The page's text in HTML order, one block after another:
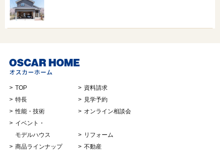
TOP
特長
性能・技術
イベント・
モデルハウス
商品ラインナップ
資料請求
見学予約
オンライン相談会
リフォーム
不動産